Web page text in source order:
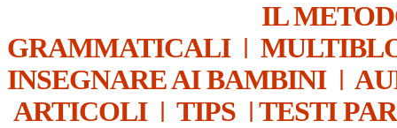
IL
GRAMMATICALI|
INSEGNARE AI BAMBINI|
ARTICOLI| TIPS | TESTI